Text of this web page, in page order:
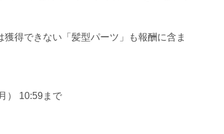
得できない「髪型パーツ」も報酬に含ま
） 10:59まで